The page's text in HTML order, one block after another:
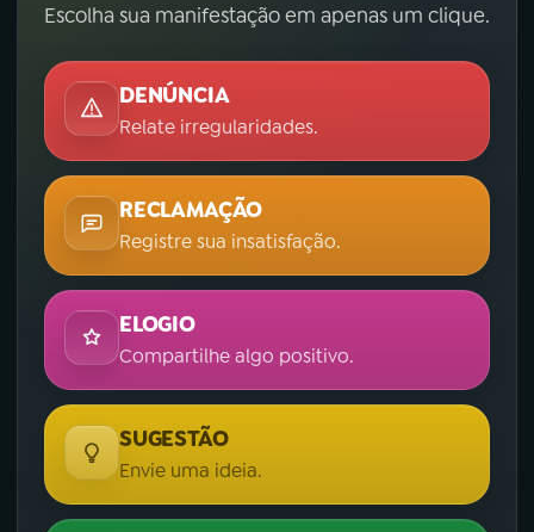
Escolha sua manifestação em apenas um clique.
DENÚNCIA
Relate irregularidades.
RECLAMAÇÃO
Registre sua insatisfação.
ELOGIO
Compartilhe algo positivo.
SUGESTÃO
Envie uma ideia.